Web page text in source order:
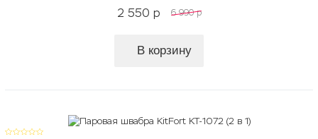
2 550 p 6 990 p
В корзину